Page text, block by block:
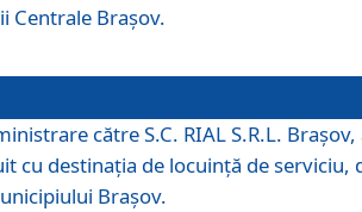
Centrale Brașov.
către S.C. RIAL S.R.L. Brașov,
cu destinația de locuință de serviciu,
Brașov.